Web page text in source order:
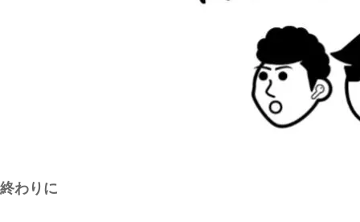
終わりに